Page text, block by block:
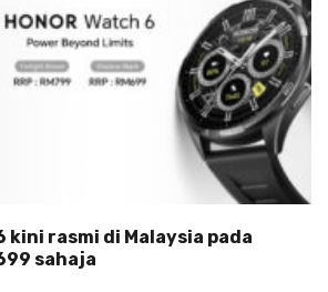
kini rasmi di Malaysia pada
sahaja